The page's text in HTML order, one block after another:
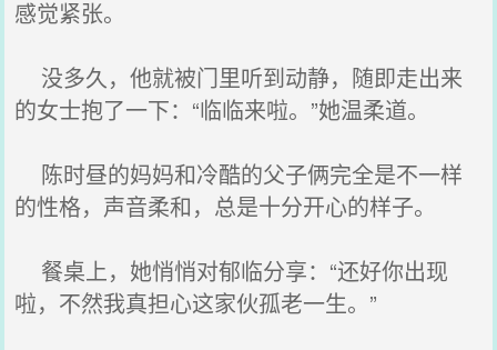
感觉紧张。
没多久，他就被门里听到动静，随即走出来
的女士抱了一下：“临临来啦。”她温柔道。
陈时昼的妈妈和冷酷的父子俩完全是不一样
的性格，声音柔和，总是十分开心的样子。
餐桌上，她悄悄对郁临分享：“还好你出现
啦，不然我真担心这家伙孤老一生。”